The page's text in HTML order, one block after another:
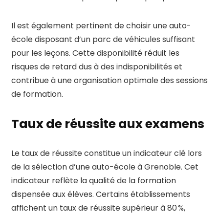
Il est également pertinent de choisir une auto-
école disposant d’un parc de véhicules suffisant
pour les leçons. Cette disponibilité réduit les
risques de retard dus à des indisponibilités et
contribue à une organisation optimale des sessions
de formation.
Taux de réussite aux examens
Le taux de réussite constitue un indicateur clé lors
de la sélection d’une auto-école à Grenoble. Cet
indicateur reflète la qualité de la formation
dispensée aux élèves. Certains établissements
affichent un taux de réussite supérieur à 80 %,